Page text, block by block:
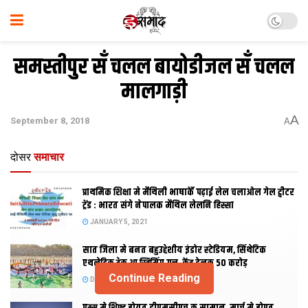
समस्तीपुर सँ चलल बायोडीजल सँ चलल
मालगाड़ी
September 8, 2018 AA
दोसर समाचार
प्राथमिक शि‍क्षा मे मैथि‍ली भाषाकेँ पढ़ाई लेल चलाओल गेल ट्वीटर
ट्रेंड : भारत संगे नेपालक मैथिल लेलनि हिस्सा
JANUARY 5, 2021
सात जिला मे बनत बहुउद्देशीय इंडोर स्‍टेडि‍यम, सिंथेटिक
एथलेटिक ट्रेक आ स्विमिंग पुल, केंद्र देलक 50 करोड़
DECEMBER 26, 2020
Continue Reading